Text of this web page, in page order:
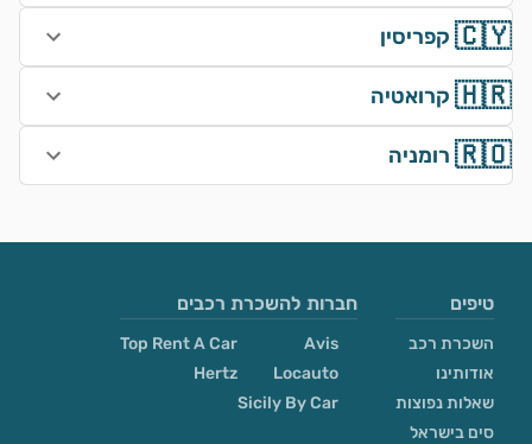
🇨🇾קפריסין
🇭🇷קרואטיה
🇷🇴רומניה
טיפים
השכרת רכב
אודותינו
שאלות נפוצות
סים בישראל
חברות להשכרת רכבים
Avis
Locauto
Sicily By Car
Top Rent A Car
Hertz